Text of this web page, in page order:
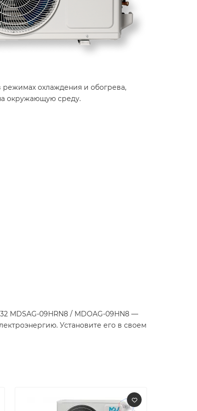
режимах охлаждения и обогрева,
окружающую среду.​
MDSAG-09HRN8 / MDOAG-09HN8 —
Установите его в своем